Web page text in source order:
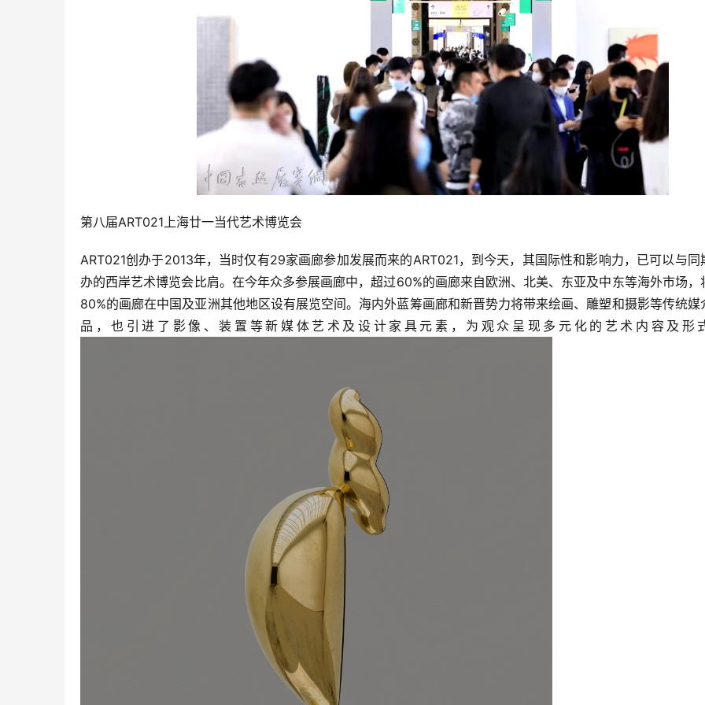
第八届ART021上海廿一当代艺术博览会
ART021创办于2013年，当时仅有29家画廊参加发展而来的ART021，到今天，其国际性和影响力，已可以与同
办的西岸艺术博览会比肩。在今年众多参展画廊中，超过60%的画廊来自欧洲、北美、东亚及中东等海外市场，
80%的画廊在中国及亚洲其他地区设有展览空间。海内外蓝筹画廊和新晋势力将带来绘画、雕塑和摄影等传统媒
品，也引进了影像、装置等新媒体艺术及设计家具元素，为观众呈现多元化的艺术内容及形